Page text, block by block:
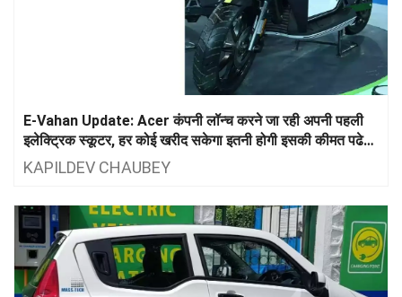
E-Vahan Update: Acer कंपनी लॉन्च करने जा रही अपनी पहली
इलेक्ट्रिक स्कूटर, हर कोई खरीद सकेगा इतनी होगी इसकी कीमत पढे
पूरा अपडेट
KAPILDEV CHAUBEY